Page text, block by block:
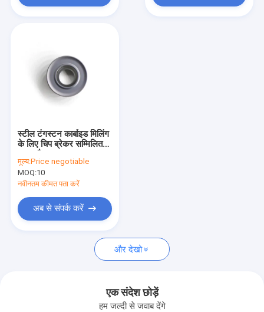
स्टील टंगस्टन कार्बाइड मिलिंग
के लिए चिप ब्रेकर सम्मिलित
मूल्य:Price negotiable
MOQ:10
नवीनतम कीमत पता करें
अब से संपर्क करें
और देखो
एक संदेश छोड़ें
हम जल्दी से जवाब देंगे